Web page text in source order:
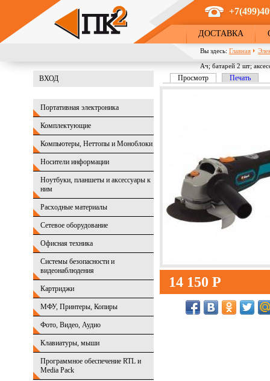
Перейти к основному содержанию
ДОСТАВКА
Вы здесь: Главная
Ач; батарей 2 шт;
ВХОД
Портативная электроника
Комплектующие
Компьютеры, Неттопы и Моноблоки
Носители информации
Ноутбуки, планшеты и аксессуары к
ним
Расходные материалы
Сетевое оборудование
Офисная техника
Системы безопасности и
видеонаблюдения
Картриджи
МФУ, Принтеры, Копиры
Фото, Видео, Аудио
Клавиатуры, мыши
Программное обеспечение RTL и
Media Pack
Главные вкладки
Просмотр (активная вкладка)
Печать
14 150 Р